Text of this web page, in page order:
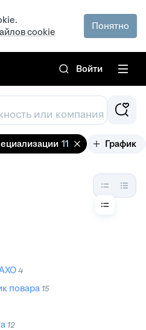
cookie
Понятно
Войти
или компания
11 График
4
повара 15
12